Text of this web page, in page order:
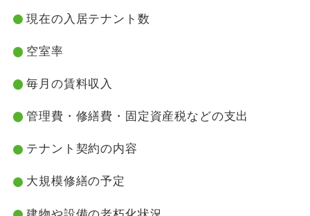
現在の入居テナント数
空室率
毎月の賃料収入
管理費・修繕費・固定資産税などの支出
テナント契約の内容
大規模修繕の予定